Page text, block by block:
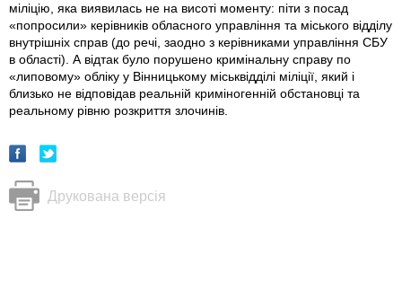
міліцію, яка виявилась не на висоті моменту: піти з посад
«попросили» керівників обласного управління та міського відділу
внутрішніх справ (до речі, заодно з керівниками управління СБУ
в області). А відтак було порушено кримінальну справу по
«липовому» обліку у Вінницькому міськвідділі міліції, який і
близько не відповідав реальній криміногенній обстановці та
реальному рівню розкриття злочинів.
Друкована версія